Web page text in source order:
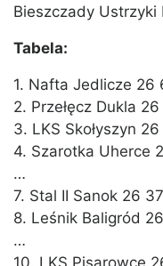
Bieszczady Ustrzyki
Tabela:
1. Nafta Jedlicze 26
2. Przełęcz Dukla
3. LKS Skołyszyn
4. Szarotka Uherce
…
7. Stal II Sanok 26 37
8. Leśnik Baligród
…